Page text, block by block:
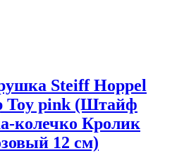
Steiff Hoppel
Toy pink (Штайф
колечко Кролик
12 см)